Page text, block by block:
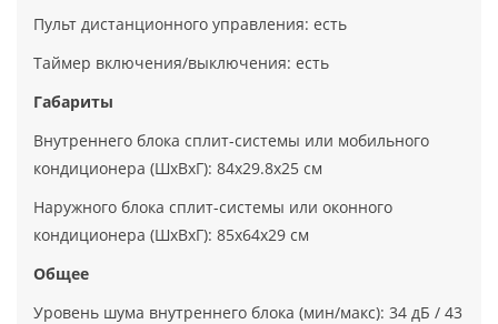
Пульт дистанционного управления: есть
Таймер включения/выключения: есть
Габариты
Внутреннего блока сплит-системы или мобильного
кондиционера (ШxВxГ): 84x29.8x25 см
Наружного блока сплит-системы или оконного
кондиционера (ШxВxГ): 85x64x29 см
Общее
Уровень шума внутреннего блока (мин/макс): 34 дБ / 43